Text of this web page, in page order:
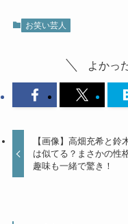
お笑い芸人
よかっ
【画像】高畑充希と鈴
は似てる？まさかの性
趣味も一緒で驚き！